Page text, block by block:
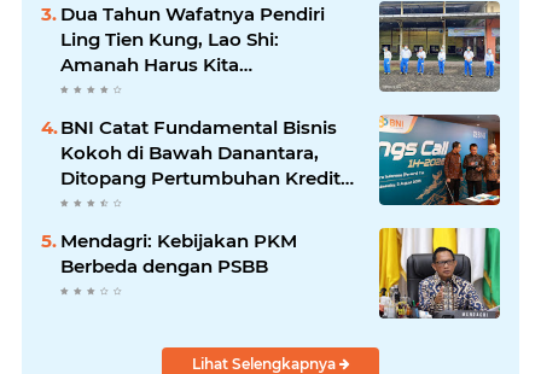
Dua Tahun Wafatnya Pendiri
Ling Tien Kung, Lao Shi:
Amanah Harus Kita
Laksanakan!
BNI Catat Fundamental Bisnis
Kokoh di Bawah Danantara,
Ditopang Pertumbuhan Kredit
dan Kualitas Aset
Mendagri: Kebijakan PKM
Berbeda dengan PSBB
Lihat Selengkapnya